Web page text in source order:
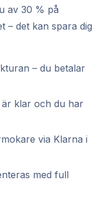
av 30 % på
– det kan spara dig
– du betalar
klar och du har
via Klarna i
med full